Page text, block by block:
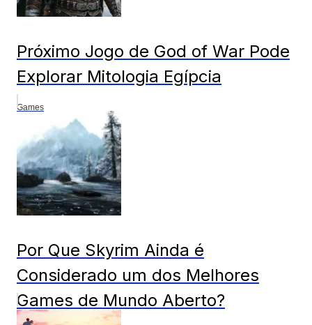
Próximo Jogo de God of War Pode
Explorar Mitologia Egípcia
Games
Por Que Skyrim Ainda é
Considerado um dos Melhores
Games de Mundo Aberto?